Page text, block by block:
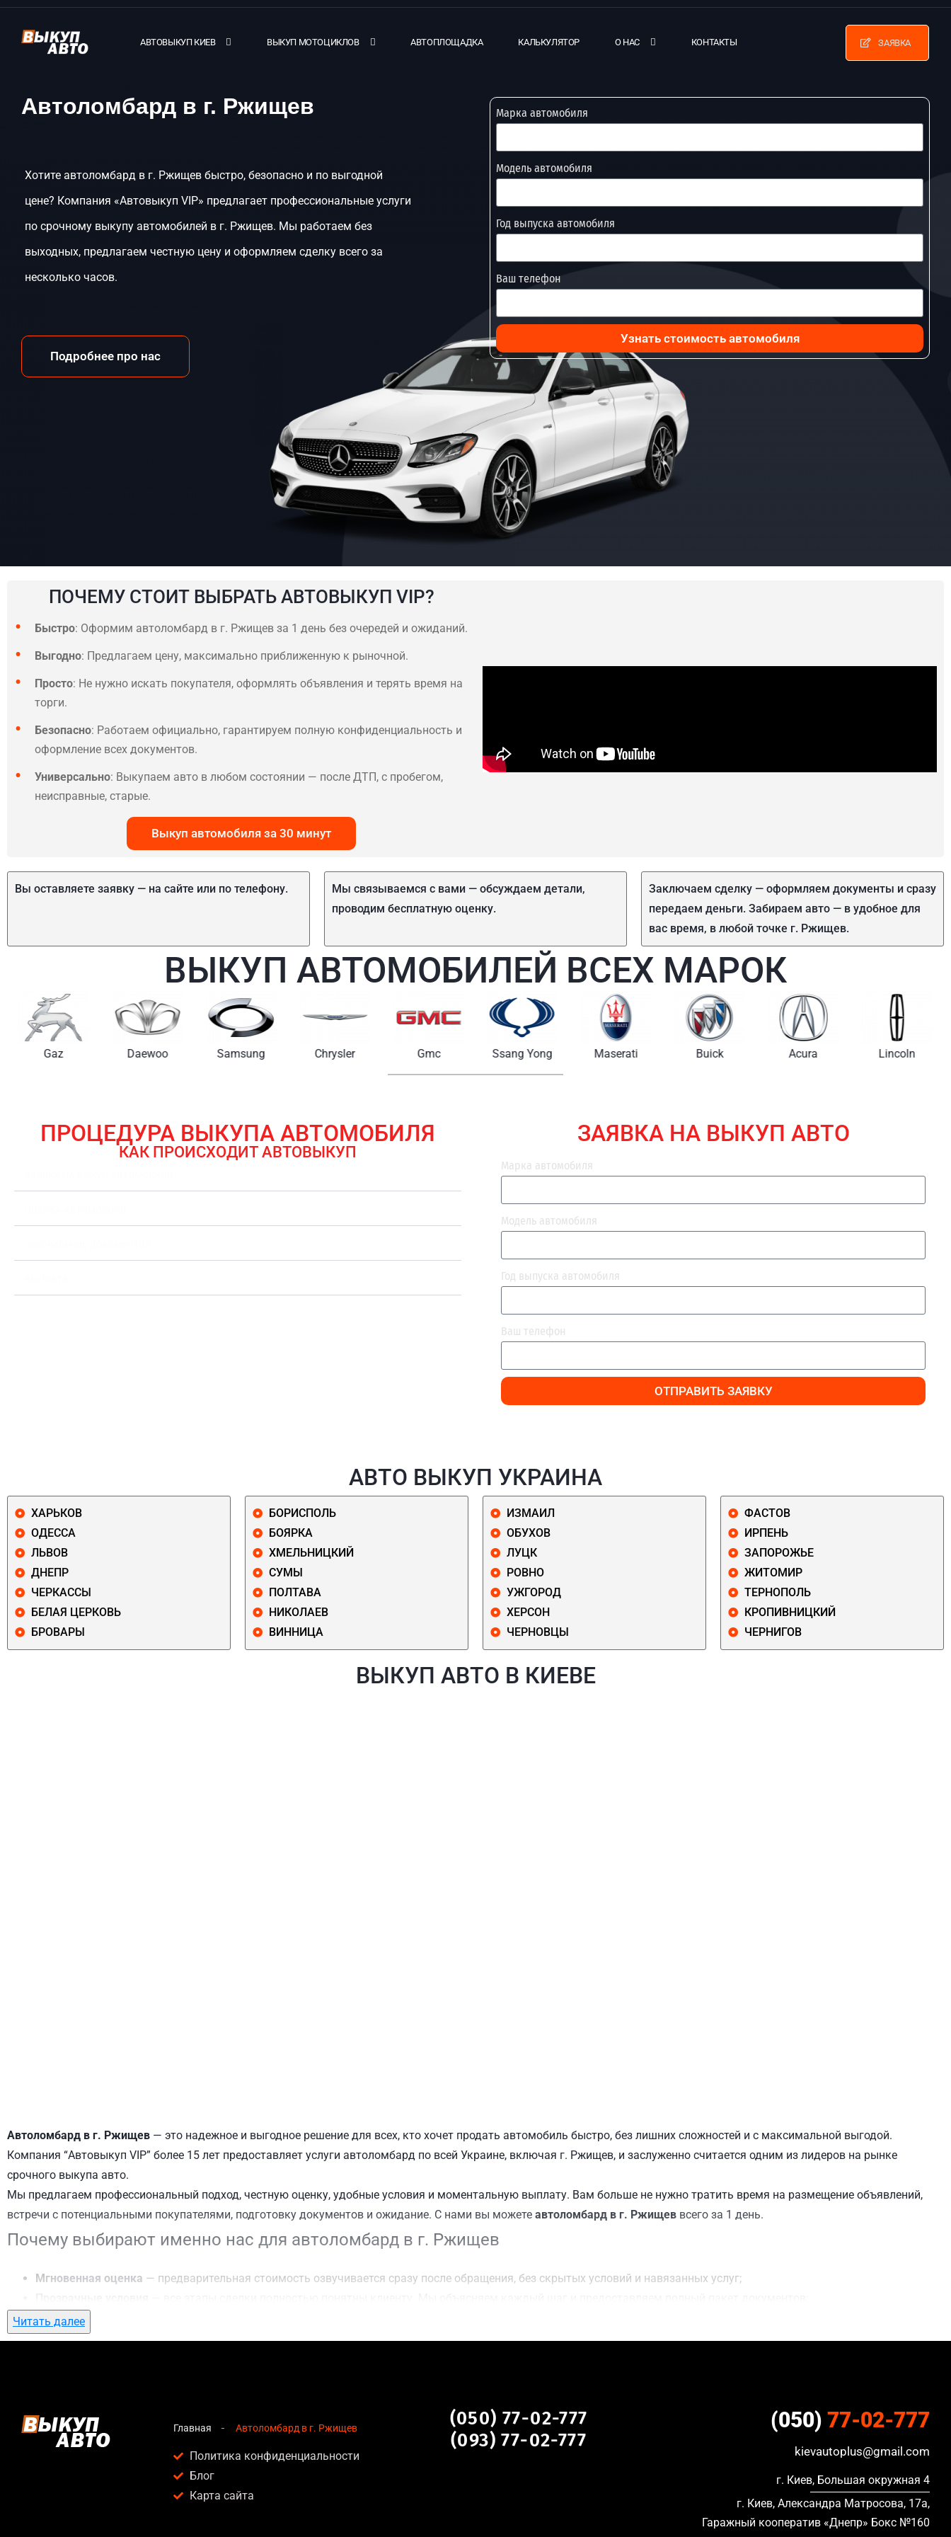
АВТОВЫКУП КИЕВ ВЫКУП МОТОЦИКЛОВ АВТОПЛОЩАДКА КАЛЬКУЛЯТОР О НАС КОНТАКТЫ ЗАЯВКА
Автоломбард в г. Ржищев
Хотите автоломбард в г. Ржищев быстро, безопасно и по выгодной
цене? Компания «Автовыкуп VIP» предлагает профессиональные услуги
по срочному выкупу автомобилей в г. Ржищев. Мы работаем без
выходных, предлагаем честную цену и оформляем сделку всего за
несколько часов.
Подробнее про нас
Марка автомобиля
Модель автомобиля
Год выпуска автомобиля
Ваш телефон
Узнать стоимость автомобиля
ПОЧЕМУ СТОИТ ВЫБРАТЬ АВТОВЫКУП VIP?
Быстро: Оформим автоломбард в г. Ржищев за 1 день без очередей и ожиданий.
Выгодно: Предлагаем цену, максимально приближенную к рыночной.
Просто: Не нужно искать покупателя, оформлять объявления и терять время на
торги.
Безопасно: Работаем официально, гарантируем полную конфиденциальность и
оформление всех документов.
Универсально: Выкупаем авто в любом состоянии — после ДТП, с пробегом,
неисправные, старые.
Выкуп автомобиля за 30 минут
Вы оставляете заявку — на сайте или по телефону.
Мы связываемся с вами — обсуждаем детали,
проводим бесплатную оценку.
Заключаем сделку — оформляем документы и сразу
передаем деньги. Забираем авто — в удобное для
вас время, в любой точке г. Ржищев.
ВЫКУП АВТОМОБИЛЕЙ ВСЕХ МАРОК
Gaz Daewoo Samsung Chrysler Gmc Ssang Yong Maserati Buick Acura Lincoln
ПРОЦЕДУРА ВЫКУПА АВТОМОБИЛЯ
КАК ПРОИСХОДИТ АВТОВЫКУП
ЗАЯВКА НА ВЫКУП АВТО
Марка автомобиля
Модель автомобиля
Год выпуска автомобиля
Ваш телефон
ОТПРАВИТЬ ЗАЯВКУ
АВТО ВЫКУП УКРАИНА
ХАРЬКОВ
ОДЕССА
ЛЬВОВ
ДНЕПР
ЧЕРКАССЫ
БЕЛАЯ ЦЕРКОВЬ
БРОВАРЫ
БОРИСПОЛЬ
БОЯРКА
ХМЕЛЬНИЦКИЙ
СУМЫ
ПОЛТАВА
НИКОЛАЕВ
ВИННИЦА
ИЗМАИЛ
ОБУХОВ
ЛУЦК
РОВНО
УЖГОРОД
ХЕРСОН
ЧЕРНОВЦЫ
ФАСТОВ
ИРПЕНЬ
ЗАПОРОЖЬЕ
ЖИТОМИР
ТЕРНОПОЛЬ
КРОПИВНИЦКИЙ
ЧЕРНИГОВ
ВЫКУП АВТО В КИЕВЕ
Автоломбард в г. Ржищев — это надежное и выгодное решение для всех, кто хочет продать автомобиль быстро, без лишних сложностей и с максимальной выгодой.
Компания “Автовыкуп VIP” более 15 лет предоставляет услуги автоломбард по всей Украине, включая г. Ржищев, и заслуженно считается одним из лидеров на рынке
срочного выкупа авто.
Мы предлагаем профессиональный подход, честную оценку, удобные условия и моментальную выплату. Вам больше не нужно тратить время на размещение объявлений,
встречи с потенциальными покупателями, подготовку документов и ожидание. С нами вы можете автоломбард в г. Ржищев всего за 1 день.
Почему выбирают именно нас для автоломбард в г. Ржищев
Мгновенная оценка — предварительная стоимость озвучивается сразу после обращения, без скрытых условий и навязанных услуг;
Гибкий подход
Честные цены— предлагаем до 95% от рыночной стоимости даже за авто после аварии или с пробегом;
Кому подойдет автоломбард в г. Ржищев
Услуга автоломбард в г. Ржищев актуальна для:
Владельцев автомобилей после аварии, когда восстановление экономически нецелесообразно;
Людей, которым срочно нужны деньги — мы предлагаем выплату сразу после подписания договора;
Читать далее
Главная Автоломбард в г. Ржищев
Политика конфиденциальности
Блог
Карта сайта
(050) 77-02-777
(093) 77-02-777
(050) 77-02-777
kievautoplus@gmail.com
г. Киев, Большая окружная 4
г. Киев, Александра Матросова, 17а,
Гаражный кооператив «Днепр» Бокс №160